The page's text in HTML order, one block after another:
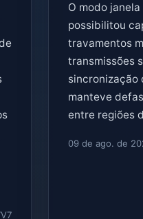
O modo
possibilitou
travamentos
transmissões
sincronização
manteve
entre regiões
09 de ago. de